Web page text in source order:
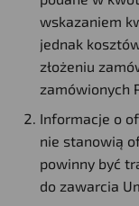
wskazaniem
jednak
złożeniu
zamówionych
Informacje o
nie stanowią
powinny być
do zawarcia